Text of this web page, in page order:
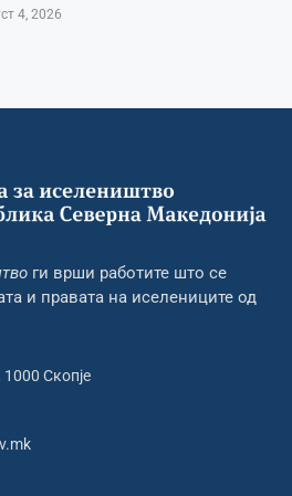
4, 2026
ги врши работите што се
и правата на иселениците од
Скопје